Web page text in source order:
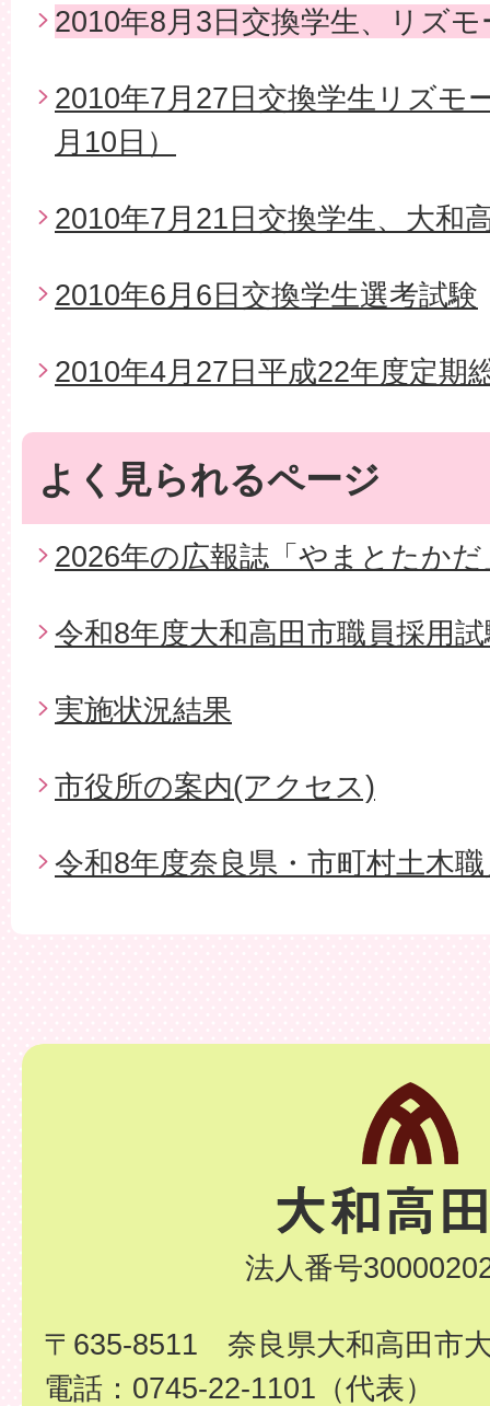
2010年8月3日交換学生、リズ
2010年7月27日交換学生リズモ
月10日）
2010年7月21日交換学生、大和
2010年6月6日交換学生選考試験
2010年4月27日平成22年度定期
よく見られるページ
2026年の広報誌「やまとたかだ
令和8年度大和高田市職員採用
実施状況結果
市役所の案内(アクセス)
令和8年度奈良県・市町村土木
法人番号
〒635-8511 奈良県大和高田市
電話：0745-22-1101（代表）